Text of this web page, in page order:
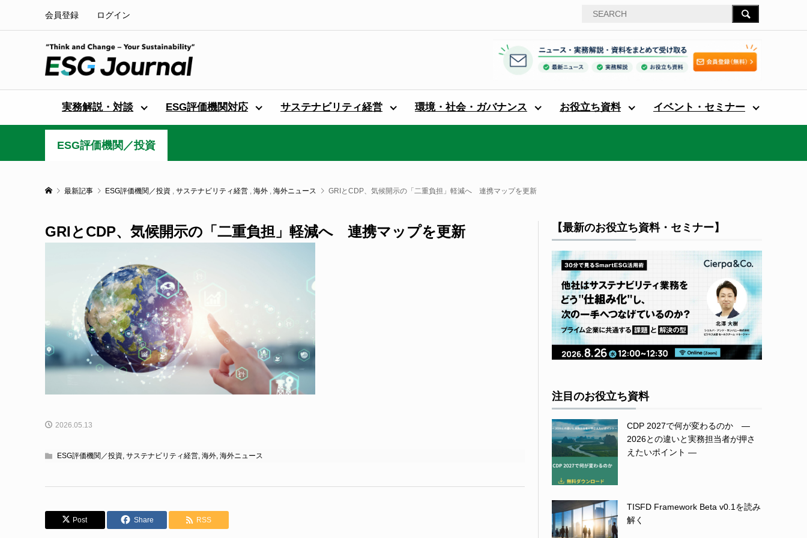
会員登録 ログイン
実務解説・対談 ESG評価機関対応 サステナビリティ経営 環境・社会・ガバナンス お役立ち資料 イベント・セミナー
ESG評価機関／投資
最新記事 ESG評価機関／投資 , サステナビリティ経営 , 海外 , 海外ニュース GRIとCDP、気候開示の「二重負担」軽減へ 連携マップを更新
GRIとCDP、気候開示の「二重負担」軽減へ 連携マップを更新
2026.05.13
ESG評価機関／投資, サステナビリティ経営, 海外, 海外ニュース
Post Share RSS
【最新のお役立ち資料・セミナー】
注目のお役立ち資料
CDP 2027で何が変わるのか ―
2026との違いと実務担当者が押さ
えたいポイント ―
TISFD Framework Beta v0.1を読み
解く